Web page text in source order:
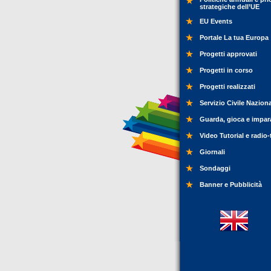
strategiche dell’UE
EU Events
Portale La tua Europa
Progetti approvati
Progetti in corso
Progetti realizzati
Servizio Civile
Guarda, gioca e
Video Tutorial e
Giornali
Sondaggi
Banner e Pubblicità